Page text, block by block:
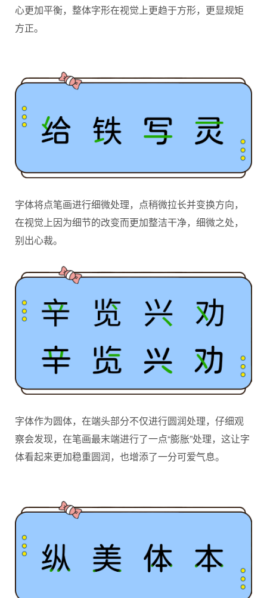
心更加平衡，整体字形在视觉上更趋于方形，更显规矩
方正。
字体将点笔画进行细微处理，点稍微拉长并变换方向，
在视觉上因为细节的改变而更加整洁干净，细微之处，
别出心裁。
字体作为圆体，在端头部分不仅进行圆润处理，仔细观
察会发现，在笔画最末端进行了一点“膨胀”处理，这让字
体看起来更加稳重圆润，也增添了一分可爱气息。